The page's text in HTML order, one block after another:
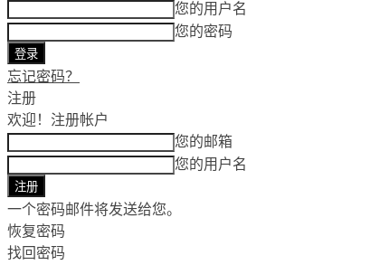
您的用户名
您的密码
忘记密码？
注册
欢迎！ 注册帐户
您的邮箱
您的用户名
一个密码邮件将发送给您。
恢复密码
找回密码